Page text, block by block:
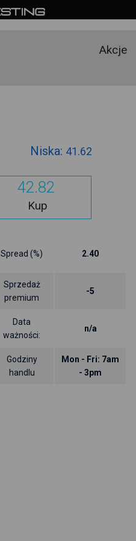
Akcje
Niska: 41.62
42.82
Kup
Spread (%) 2.40
Sprzedaż
premium
-5
Data
ważności:
n/a
Godziny
handlu
Mon - Fri: 7am
- 3pm